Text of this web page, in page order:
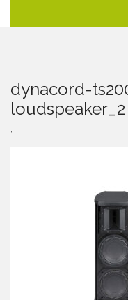
dynacord-
loudspeaker_2